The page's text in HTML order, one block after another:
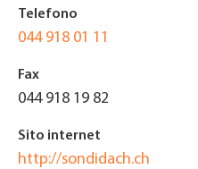
Telefono
044 918 01 11
Fax
044 918 19 82
Sito internet
http://sondidach.ch